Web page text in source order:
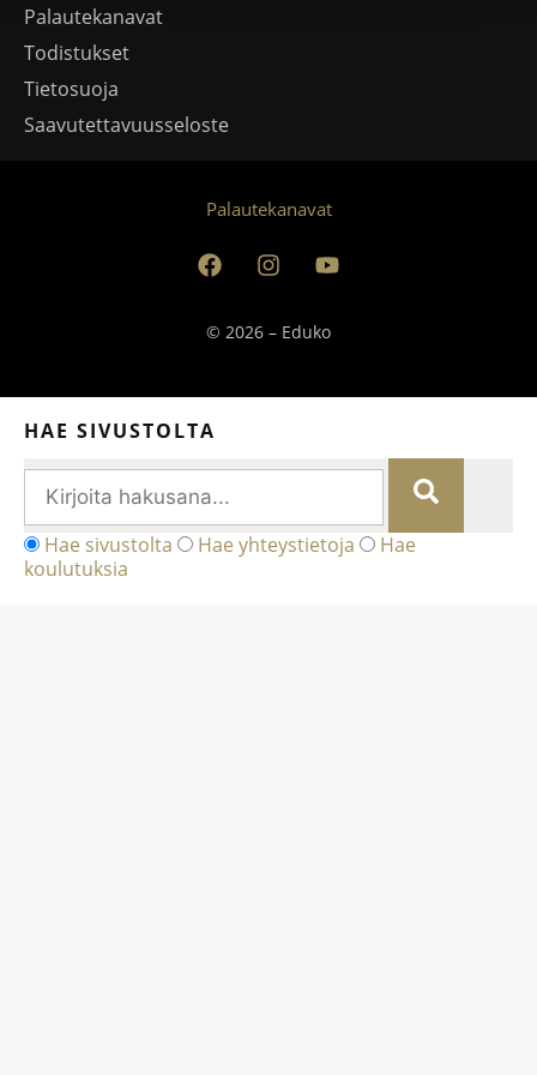
Palautekanavat
Todistukset
Tietosuoja
Saavutettavuusseloste
© 2026 – Eduko
Palautekanavat
HAE SIVUSTOLTA
Hae sivustolta Hae yhteystietoja
Hae
koulutuksia